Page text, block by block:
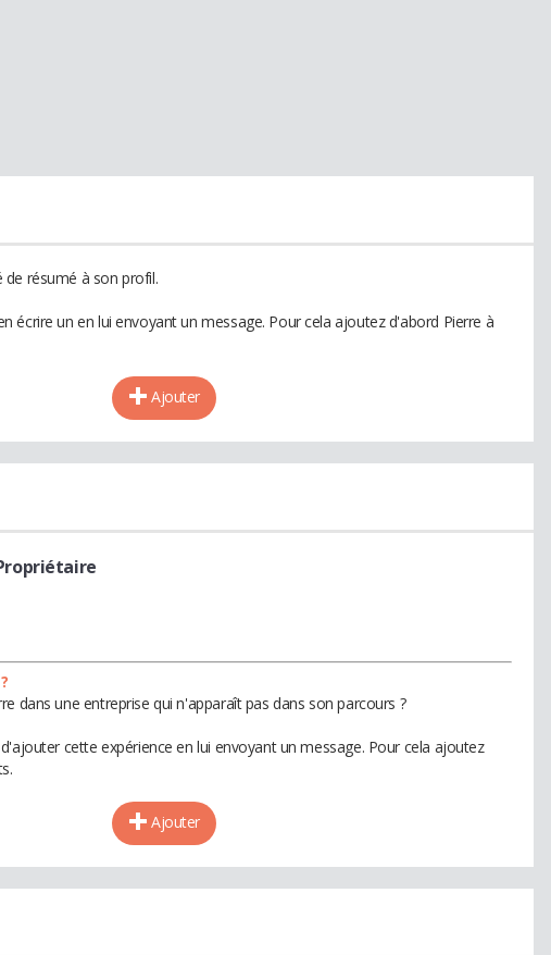
résumé à son profil.
écrire un en lui envoyant un message. Pour cela ajoutez d'abord Pierre à
Ajouter
dans une entreprise qui n'apparaît pas dans son parcours ?
cette expérience en lui envoyant un message. Pour cela ajoutez
Ajouter